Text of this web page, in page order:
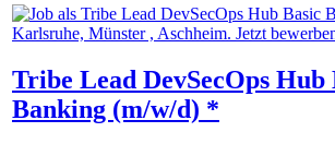
Tribe Lead DevSecOps Hub
Banking (m/w/d) *